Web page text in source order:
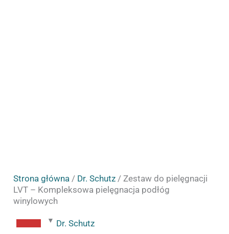
Strona główna / Dr. Schutz / Zestaw do pielęgnacji
LVT – Kompleksowa pielęgnacja podłóg
winylowych
Dr. Schutz